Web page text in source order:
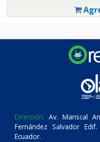
Dirección: Av. Mariscal
Fernández Salvador
Ecuador.